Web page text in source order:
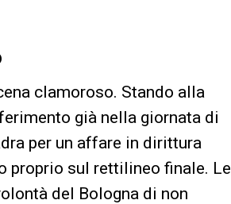
clamoroso. Stando alla
già nella giornata di
per un affare in dirittura
proprio sul rettilineo finale. Le
del Bologna di non